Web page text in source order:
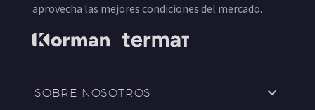
aprovecha las mejores condiciones del mercado.
SOBRE NOSOTROS